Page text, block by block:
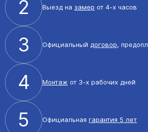
2 Выезд на замер от 4-х часов
3 Официальный договор,
4 Монтаж от 3-х рабочих дней
5 Официальная гарантия 5 лет